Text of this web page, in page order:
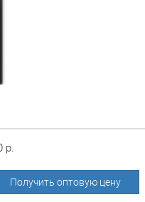
р.
Получить оптовую цену